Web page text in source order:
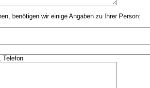
benötigen wir einige Angaben zu Ihrer Person:
Telefon